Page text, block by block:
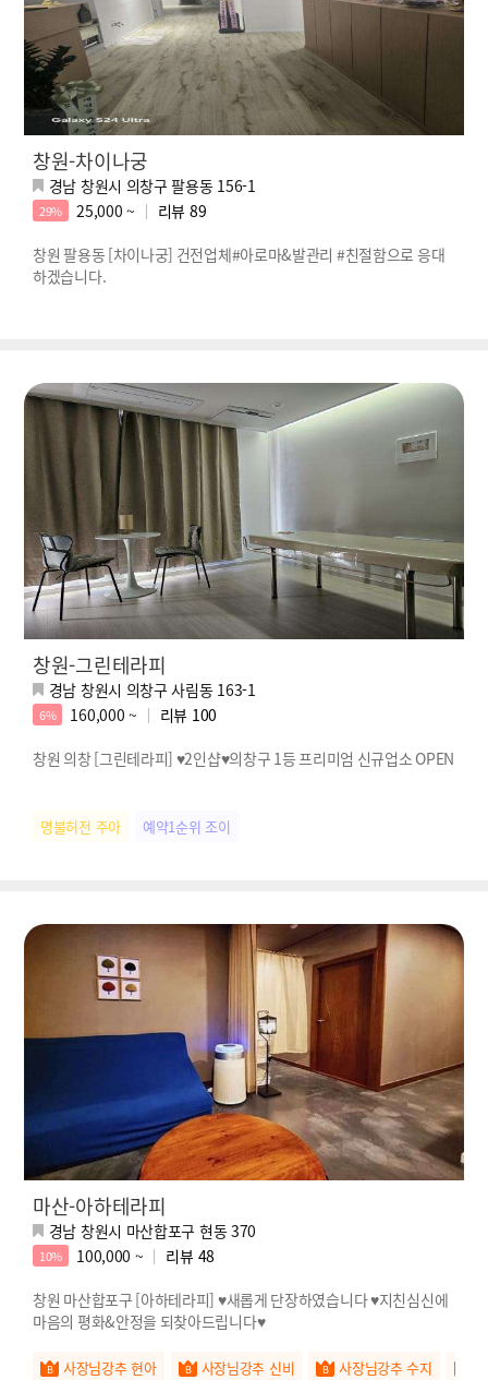
창원-차이나궁
경남 창원시 의창구 팔용동 156-1
29% 25,000 ~ 리뷰 89
창원 팔용동 [차이나궁] 건전업체#아로마&발관리 #친절함으로 응대
하겠습니다.
창원-그린테라피
경남 창원시 의창구 사림동 163-1
6% 160,000 ~ 리뷰 100
창원 의창 [그린테라피] ♥2인샵♥의창구 1등 프리미엄 신규업소 OPEN
명불허전 주아 예약1순위 조이
마산-아하테라피
경남 창원시 마산합포구 현동 370
10% 100,000 ~ 리뷰 48
창원 마산합포구 [아하테라피] ♥새롭게 단장하였습니다 ♥지친심신에
마음의 평화&안정을 되찾아드립니다♥
사장님강추 현아 사장님강추 신비 사장님강추 수지